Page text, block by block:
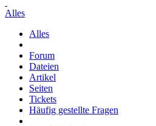
Alles
Alles
Forum
Dateien
Artikel
Seiten
Tickets
Häufig gestellte Fragen